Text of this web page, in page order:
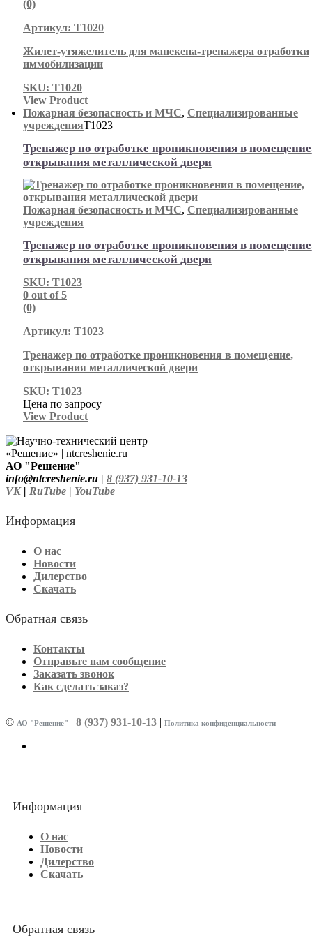
(0)
Артикул: Т1020
Жилет-утяжелитель для манекена-тренажера отработки
иммобилизации
SKU: Т1020
View Product
Пожарная безопасность и МЧС, Специализированные
учрежденияТ1023
Тренажер по отработке проникновения в
открывания металлической двери
Пожарная безопасность и МЧС, Специализированные
учреждения
Тренажер по отработке проникновения в
открывания металлической двери
SKU: Т1023
0 out of 5
(0)
Артикул: Т1023
Тренажер по отработке проникновения в помещение,
открывания металлической двери
SKU: Т1023
Цена по запросу
View Product
АО "Решение"
info@ntcreshenie.ru | 8 (937) 931-10-13
VK| RuTube | YouTube
Информация
О нас
Новости
Дилерство
Скачать
Обратная связь
Контакты
Отправьте нам сообщение
Заказать звонок
Как сделать заказ?
© АО "Решение" | 8 (937) 931-10-13 | Политика конфиденциальности
Информация
О нас
Новости
Дилерство
Скачать
Обратная связь